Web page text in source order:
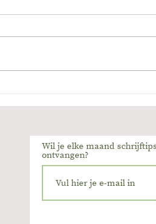
Wil je elke maand schrijftips
ontvangen?